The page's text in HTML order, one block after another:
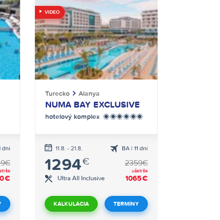
€
dní
VIDEO
Turecko Alanya
NUMA BAY EXCLUSIVE
hotelový komplex ******
11.8. - 21.8.
1294€ 2359€
ušetríte
1065€
Ultra All Inclusive
letecká
doprava
BA | 11 dní
KALKULÁCIA TERMÍNY